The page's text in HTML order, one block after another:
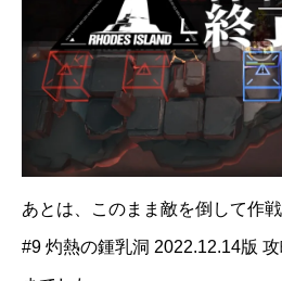
あとは、このまま敵を倒して作
#9 灼熱の鍾乳洞 2022.12.14版